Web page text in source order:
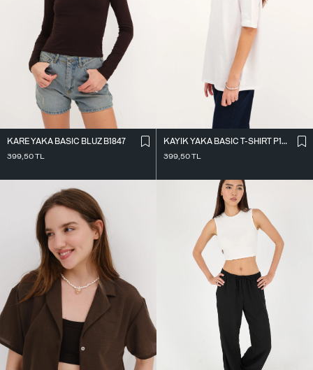
KARE YAKA BASIC BLUZ B1847
399,50TL
KAYIK YAKA BASIC T-SHIRT P1822
399,50TL